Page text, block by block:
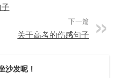
下一篇
关于高考的伤感句子
沙发呢！